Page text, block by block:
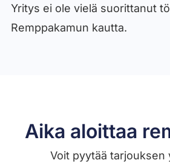
Yritys ei ole vielä suorittanut
Remppakamun kautta.
Aika aloittaa
Voit pyytää tarjouksen